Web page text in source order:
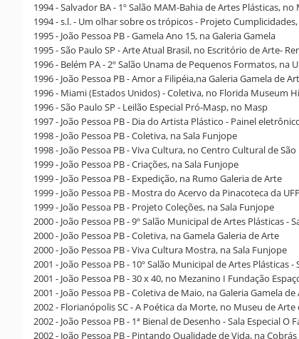
1994 - Salvador BA - 1º Salão MAM-Bahia de Artes Plásticas, no
1994 - s.l. - Um olhar sobre os trópicos - Projeto
1995 - João Pessoa PB - Gamela Ano 15, na Galeria Gamela
1995 - São Paulo SP - Arte Atual Brasil, no Escritório de Arte-
1996 - Belém PA - 2º Salão Unama de Pequenos Formatos, na
1996 - João Pessoa PB - Amor a Filipéia,na Galeria Gamela de
1996 - Miami (Estados Unidos) - Coletiva, no Florida Museum
1996 - São Paulo SP - Leilão Especial Pró-Masp, no Masp
1997 - João Pessoa PB - Dia do Artista Plástico - Painel
1998 - João Pessoa PB - Coletiva, na Sala Funjope
1998 - João Pessoa PB - Viva Cultura, no Centro Cultural de São
1999 - João Pessoa PB - Criações, na Sala Funjope
1999 - João Pessoa PB - Expedição, na Rumo Galeria de Arte
1999 - João Pessoa PB - Mostra do Acervo da Pinacoteca da
1999 - João Pessoa PB - Projeto Coleções, na Sala Funjope
2000 - João Pessoa PB - 9º Salão Municipal de Artes Plásticas -
2000 - João Pessoa PB - Coletiva, na Gamela Galeria de Arte
2000 - João Pessoa PB - Viva Cultura Mostra, na Sala Funjope
2001 - João Pessoa PB - 10º Salão Municipal de Artes Plásticas -
2001 - João Pessoa PB - 30 x 40, no Mezanino I Fundação
2001 - João Pessoa PB - Coletiva de Maio, na Galeria Gamela de
2002 - Florianópolis SC - A Poética da Morte, no Museu de Arte
2002 - João Pessoa PB - 1ª Bienal de Desenho - Sala Especial O
2002 - João Pessoa PB - Pintando Qualidade de Vida, na Cobrás